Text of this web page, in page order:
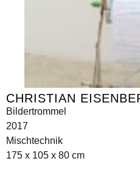
CHRISTIAN
Bildertrommel
2017
Mischtechnik
175 x 105 x 80 cm